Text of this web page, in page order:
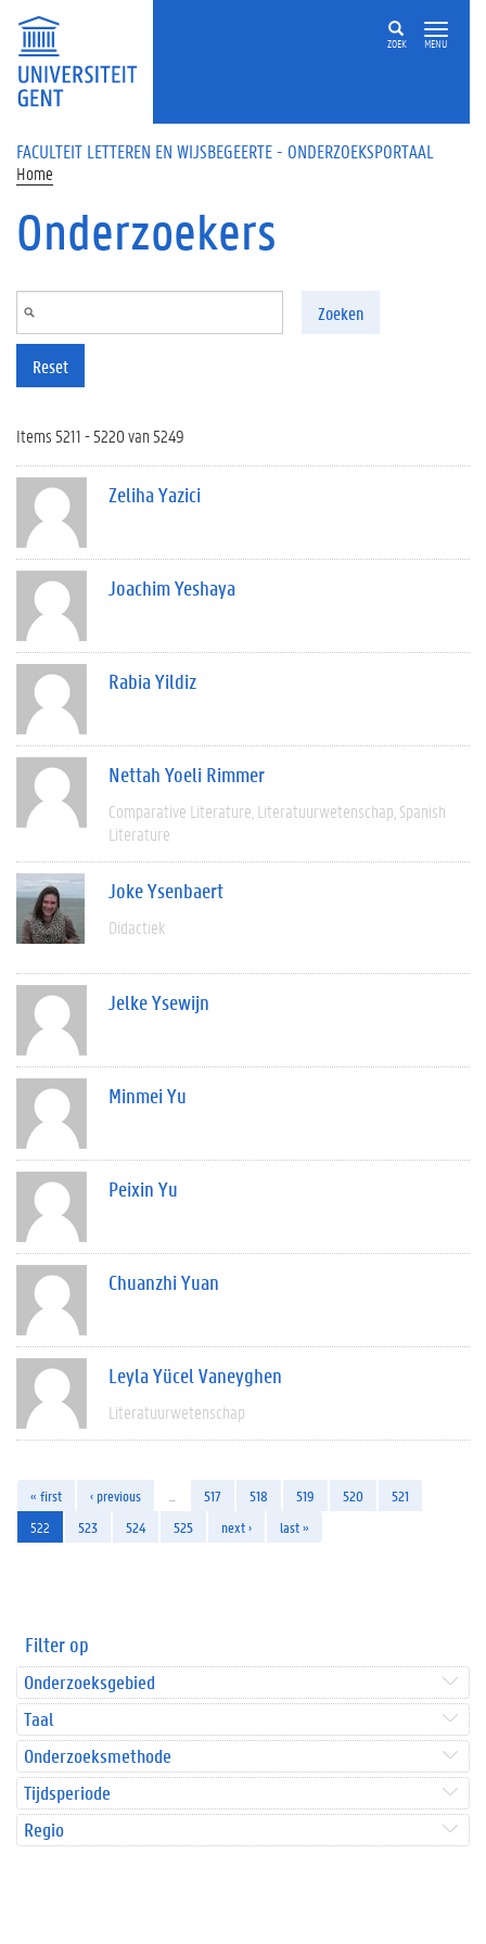
Overslaan en naar de inhoud gaan
ZOEK MENU
FACULTEIT LETTEREN EN WIJSBEGEERTE - ONDERZOEKSPORTAAL
Home
Onderzoekers
Zoeken
Reset
Items 5211 - 5220 van 5249
Zeliha Yazici
Joachim Yeshaya
Rabia Yildiz
Nettah Yoeli Rimmer
Comparative Literature Literatuurwetenschap Spanish
Literature
Joke Ysenbaert
Didactiek
Jelke Ysewijn
Minmei Yu
Peixin Yu
Chuanzhi Yuan
Leyla Yücel Vaneyghen
Literatuurwetenschap
« first ‹ previous 517 518 519 520
521
522
523 524 525 next › last »
Filter op
Onderzoeksgebied
Taal
Onderzoeksmethode
Tijdsperiode
Regio